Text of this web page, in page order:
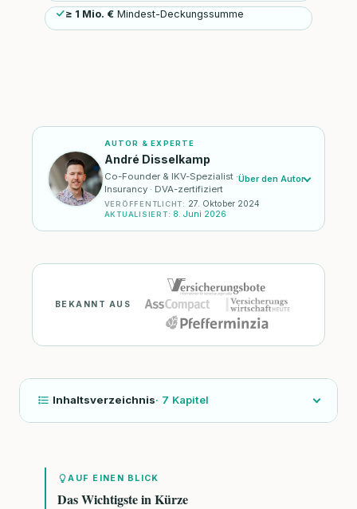
≥ 1 Mio. € Mindest-Deckungssumme
AUTOR & EXPERTE
André Disselkamp
Co-Founder & IKV-Spezialist ·
Insurancy · DVA-zertifiziert
VERÖFFENTLICHT: 27. Oktober 2024
AKTUALISIERT: 8. Juni 2026
Über den Autor
BEKANNT AUS
Inhaltsverzeichnis· 7 Kapitel
AUF EINEN BLICK
Das Wichtigste in Kürze